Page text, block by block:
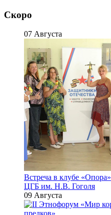
Скоро
07 Августа
Встреча в клубе «Опора»
ЦГБ им. Н.В. Гоголя
09 Августа